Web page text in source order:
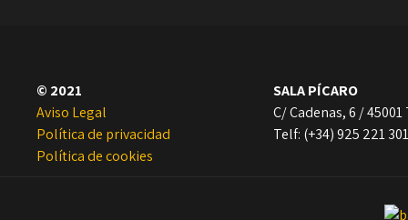
© 2021
Aviso Legal
Política de privacidad
Política de cookies
SALA PÍCARO
C/ Cadenas, 6 /
Telf: (+34) 925 221 301